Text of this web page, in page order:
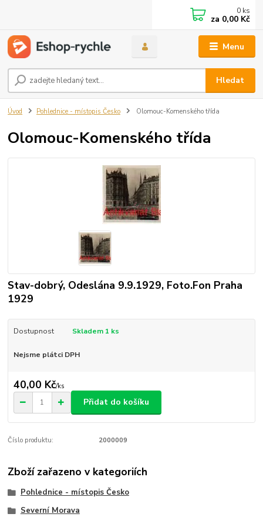
Menu
Hledat
0 ks
za 0,00 Kč
Úvod Pohlednice - místopis Česko Olomouc-Komenského třída
Olomouc-Komenského třída
Stav-dobrý, Odeslána 9.9.1929, Foto.Fon Praha
1929
Dostupnost Skladem 1 ks
Nejsme plátci DPH
40,00 Kč/ks
Přidat do košíku
Číslo produktu: 2000009
Zboží zařazeno v kategoriích
Pohlednice - místopis Česko
Severní Morava